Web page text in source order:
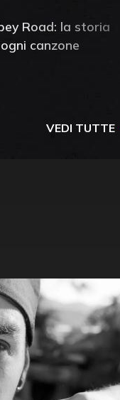
Road: la storia
canzone
VEDI TUTTE